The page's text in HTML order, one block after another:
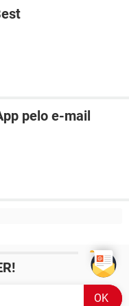
pelo e-mail